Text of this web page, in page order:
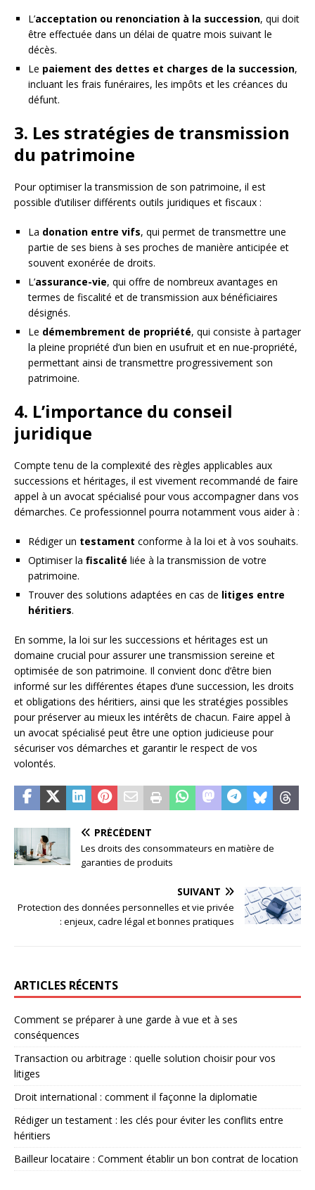
L’acceptation ou renonciation à la succession, qui doit
être effectuée dans un délai de quatre mois suivant le
décès.
Le paiement des dettes et charges de la succession,
incluant les frais funéraires, les impôts et les créances du
défunt.
3. Les stratégies de transmission
du patrimoine
Pour optimiser la transmission de son patrimoine, il est
possible d’utiliser différents outils juridiques et fiscaux :
La donation entre vifs, qui permet de transmettre une
partie de ses biens à ses proches de manière anticipée et
souvent exonérée de droits.
L’assurance-vie, qui offre de nombreux avantages en
termes de fiscalité et de transmission aux bénéficiaires
désignés.
Le démembrement de propriété, qui consiste à partager
la pleine propriété d’un bien en usufruit et en nue-propriété,
permettant ainsi de transmettre progressivement son
patrimoine.
4. L’importance du conseil
juridique
Compte tenu de la complexité des règles applicables aux
successions et héritages, il est vivement recommandé de faire
appel à un avocat spécialisé pour vous accompagner dans vos
démarches. Ce professionnel pourra notamment vous aider à :
Rédiger un testament conforme à la loi et à vos souhaits.
Optimiser la fiscalité liée à la transmission de votre
patrimoine.
Trouver des solutions adaptées en cas de litiges entre
héritiers.
En somme, la loi sur les successions et héritages est un
domaine crucial pour assurer une transmission sereine et
optimisée de son patrimoine. Il convient donc d’être bien
informé sur les différentes étapes d’une succession, les droits
et obligations des héritiers, ainsi que les stratégies possibles
pour préserver au mieux les intérêts de chacun. Faire appel à
un avocat spécialisé peut être une option judicieuse pour
sécuriser vos démarches et garantir le respect de vos
volontés.
PRÉCÉDENT
Les droits des consommateurs en matière de
garanties de produits
SUIVANT
Protection des données personnelles et vie privée
: enjeux, cadre légal et bonnes pratiques
ARTICLES RÉCENTS
Comment se préparer à une garde à vue et à ses
conséquences
Transaction ou arbitrage : quelle solution choisir pour vos
litiges
Droit international : comment il façonne la diplomatie
Rédiger un testament : les clés pour éviter les conflits entre
héritiers
Bailleur locataire : Comment établir un bon contrat de location